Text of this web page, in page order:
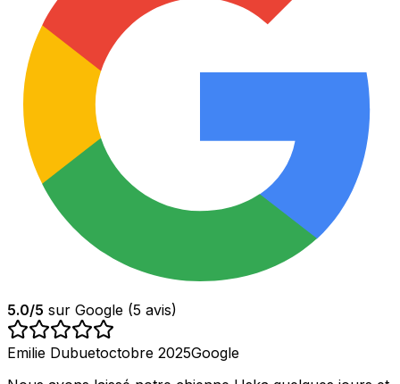
5.0/5 sur Google (5 avis)
Emilie Dubuetoctobre 2025Google